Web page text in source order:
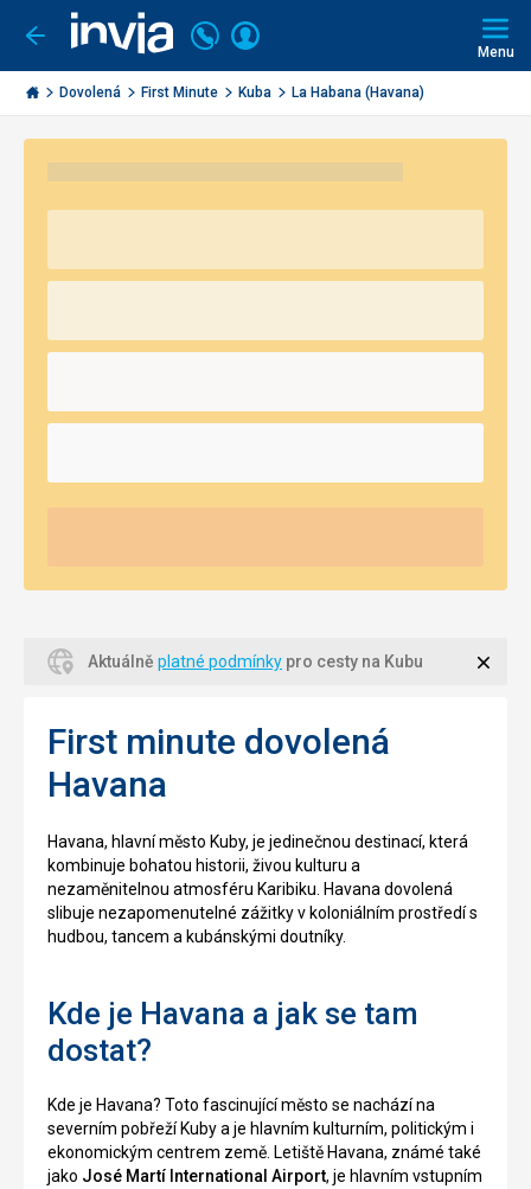
Jít
zpět
Invia.cz
Volejte
226
000
290
Přihlásit
Menu
Dovolená First Minute Kuba La Habana (Havana)
Aktuálně platné podmínky pro cesty na Kubu
First minute dovolená
Havana
Havana, hlavní město Kuby, je jedinečnou destinací, která
kombinuje bohatou historii, živou kulturu a
nezaměnitelnou atmosféru Karibiku. Havana dovolená
slibuje nezapomenutelné zážitky v koloniálním prostředí s
hudbou, tancem a kubánskými doutníky.
Kde je Havana a jak se tam
dostat?
Kde je Havana? Toto fascinující město se nachází na
severním pobřeží Kuby a je hlavním kulturním, politickým i
ekonomickým centrem země. Letiště Havana, známé také
jako José Martí International Airport, je hlavním vstupním